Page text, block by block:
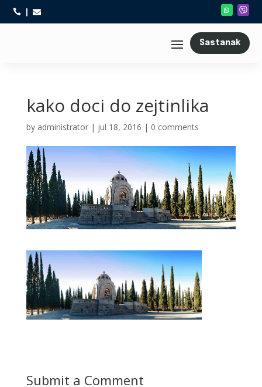
 
Sastanak
kako doci do zejtinlika
by administrator| jul 18, 2016 | 0 comments
Submit a Comment